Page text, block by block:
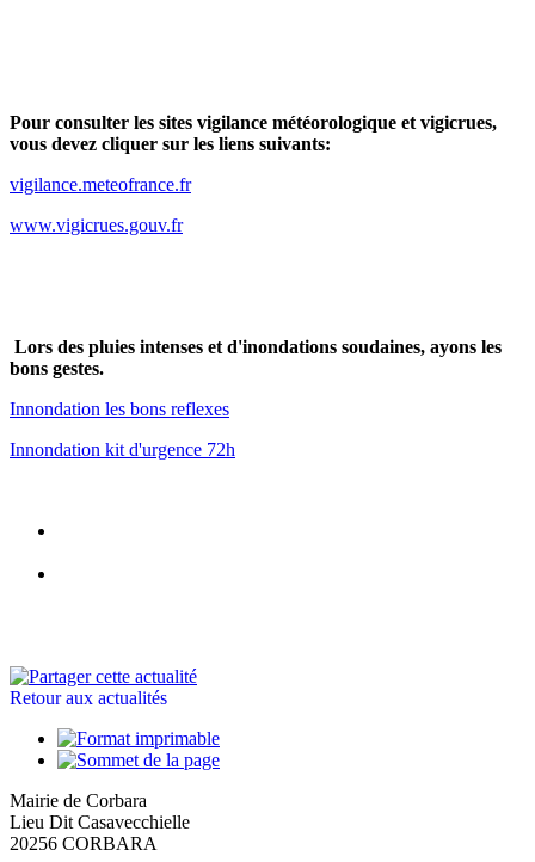
Pour consulter les sites vigilance météorologique et vigicrues,
vous devez cliquer sur les liens suivants:
vigilance.meteofrance.fr
www.vigicrues.gouv.fr
Lors des pluies intenses et d'inondations soudaines, ayons les
bons gestes.
Innondation les bons reflexes
Innondation kit d'urgence 72h
Retour aux actualités
Mairie de Corbara
Lieu Dit Casavecchielle
20256 CORBARA